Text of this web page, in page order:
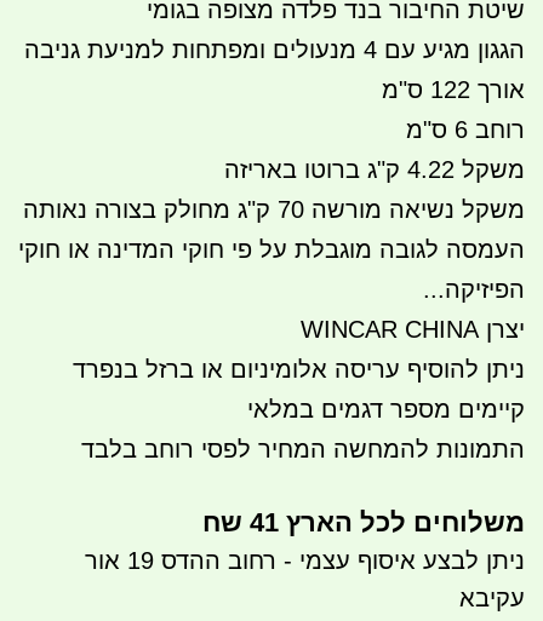
שיטת החיבור בנד פלדה מצופה בגומי
הגגון מגיע עם 4 מנעולים ומפתחות למניעת גניבה
אורך 122 ס"מ
רוחב 6 ס"מ
משקל 4.22 ק"ג ברוטו באריזה
משקל נשיאה מורשה 70 ק"ג מחולק בצורה נאותה
העמסה לגובה מוגבלת על פי חוקי המדינה או חוקי
הפיזיקה...
יצרן WINCAR CHINA
ניתן להוסיף עריסה אלומיניום או ברזל בנפרד
קיימים מספר דגמים במלאי
התמונות להמחשה המחיר לפסי רוחב בלבד
משלוחים לכל הארץ 41 שח
ניתן לבצע איסוף עצמי - רחוב ההדס 19 אור
עקיבא